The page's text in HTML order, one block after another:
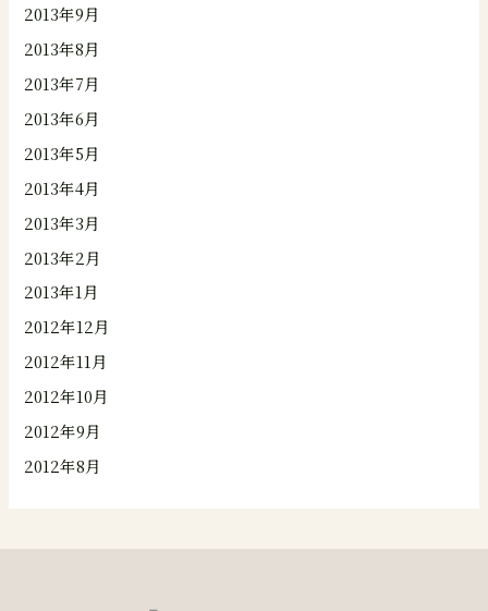
2013年9月
2013年8月
2013年7月
2013年6月
2013年5月
2013年4月
2013年3月
2013年2月
2013年1月
2012年12月
2012年11月
2012年10月
2012年9月
2012年8月